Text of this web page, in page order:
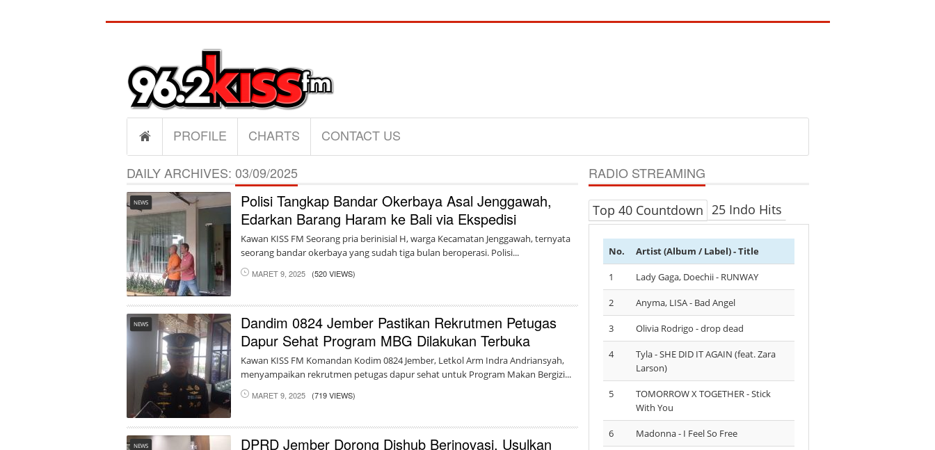
PROFILE CHARTS CONTACT US
DAILY ARCHIVES: 03/09/2025
NEWS
Polisi Tangkap Bandar Okerbaya Asal Jenggawah,
Edarkan Barang Haram ke Bali via Ekspedisi
Kawan KISS FM Seorang pria berinisial H, warga Kecamatan Jenggawah, ternyata
seorang bandar okerbaya yang sudah tiga bulan beroperasi. Polisi...
MARET 9, 2025 (520 VIEWS)
NEWS
Dandim 0824 Jember Pastikan Rekrutmen Petugas
Dapur Sehat Program MBG Dilakukan Terbuka
Kawan KISS FM Komandan Kodim 0824 Jember, Letkol Arm Indra Andriansyah,
menyampaikan rekrutmen petugas dapur sehat untuk Program Makan Bergizi...
MARET 9, 2025 (719 VIEWS)
NEWS
DPRD Jember Dorong Dishub Berinovasi, Usulkan
RADIO STREAMING
Top 40 Countdown 25 Indo Hits
No. Artist (Album / Label) - Title
1 Lady Gaga, Doechii - RUNWAY
2 Anyma, LISA - Bad Angel
3 Olivia Rodrigo - drop dead
4
Tyla - SHE DID IT AGAIN (feat. Zara
Larson)
5
TOMORROW X TOGETHER - Stick
With You
6 Madonna - I Feel So Free